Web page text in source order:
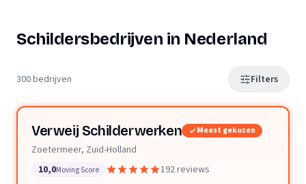
Schildersbedrijven in Nederland
300 bedrijven Filters
Verweij Schilderwerken Meest gekozen
Zoetermeer, Zuid-Holland
10,0Moving Score 192 reviews